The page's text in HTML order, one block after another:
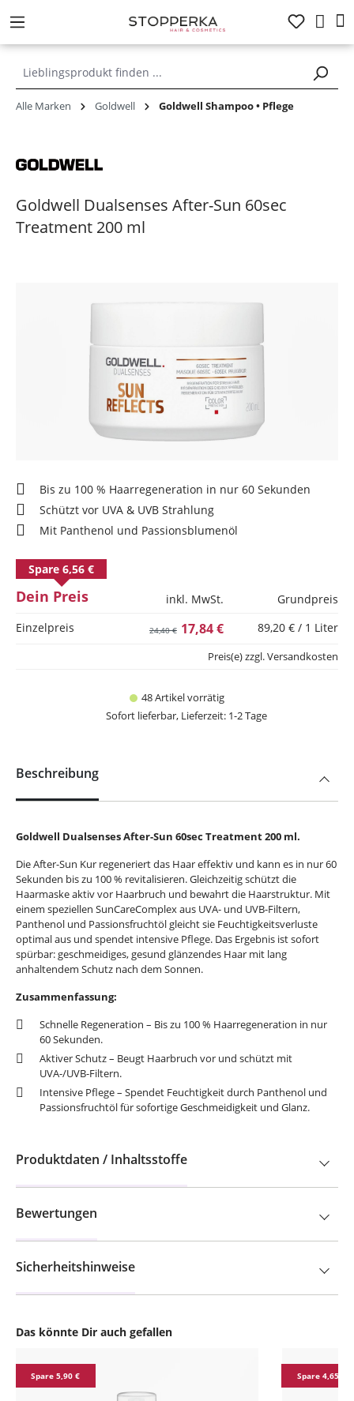
springen
Alle Marken Goldwell Goldwell Shampoo • Pflege
Goldwell Dualsenses After-Sun 60sec
Treatment 200 ml
Bis zu 100 % Haarregeneration in nur 60 Sekunden
Schützt vor UVA & UVB Strahlung
Mit Panthenol und Passionsblumenöl
Dein Preis inkl. MwSt.
Grundpreis
Einzelpreis
17,84 €
24,40 €
Spare 6,56 €
89,20 € / 1 Liter
48 Artikel vorrätig
Sofort lieferbar, Lieferzeit: 1-2 Tage
Preis(e) zzgl. Versandkosten
Das könnte Dir auch gefallen
Spare 5,90 € Spare 4,65 €
Beschreibung
Goldwell Dualsenses After-Sun 60sec Treatment 200 ml.
Die After-Sun Kur regeneriert das Haar effektiv und kann es in nur 60
Sekunden bis zu 100 % revitalisieren. Gleichzeitig schützt die
Haarmaske aktiv vor Haarbruch und bewahrt die Haarstruktur. Mit
einem speziellen SunCareComplex aus UVA- und UVB-Filtern,
Panthenol und Passionsfruchtöl gleicht sie Feuchtigkeitsverluste
optimal aus und spendet intensive Pflege. Das Ergebnis ist sofort
spürbar: geschmeidiges, gesund glänzendes Haar mit lang
anhaltendem Schutz nach dem Sonnen.
Zusammenfassung:
Schnelle Regeneration – Bis zu 100 % Haarregeneration in nur
60 Sekunden.
Aktiver Schutz – Beugt Haarbruch vor und schützt mit
UVA-/UVB-Filtern.
Intensive Pflege – Spendet Feuchtigkeit durch Panthenol und
Passionsfruchtöl für sofortige Geschmeidigkeit und Glanz.
Produktdaten / Inhaltsstoffe
Bewertungen
Sicherheitshinweise